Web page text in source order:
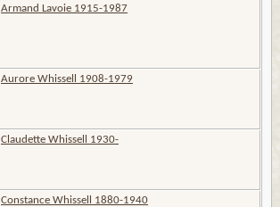
Armand Lavoie 1915-1987
Aurore Whissell 1908-1979
Claudette Whissell 1930-
Constance Whissell 1880-1940